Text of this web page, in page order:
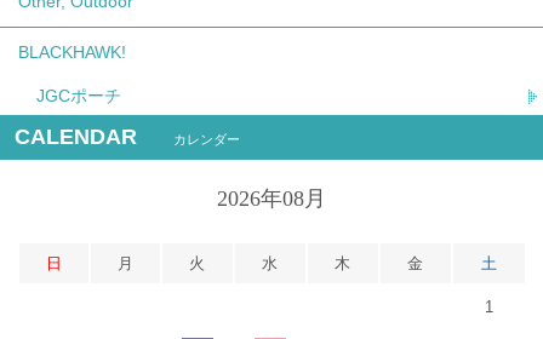
BLACKHAWK!
JGCポーチ
CALENDAR カレンダー
2026年08月
日 月 火 水 木 金 土
1